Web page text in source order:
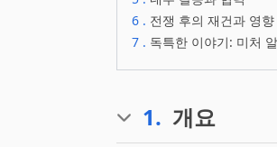
6 . 전쟁 후의 재건과 영향
7 . 독특한 이야기: 미처
1. 개요